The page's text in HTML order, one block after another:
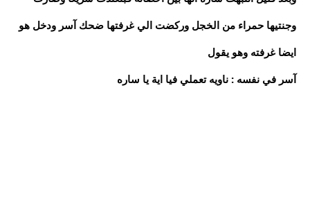
وجنتيها حمراء من الخجل وركضت الي غرفتها ضحك آسر ودخل هو
ايضا غرفته وهو يقول
آسر في نفسه : ناويه تعملي فيا اية يا ساره